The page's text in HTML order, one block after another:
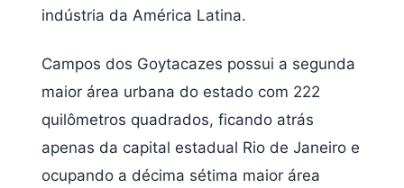
indústria da América Latina.
Campos dos Goytacazes possui a segunda
maior área urbana do estado com 222
quilômetros quadrados, ficando atrás
apenas da capital estadual Rio de Janeiro e
ocupando a décima sétima maior área